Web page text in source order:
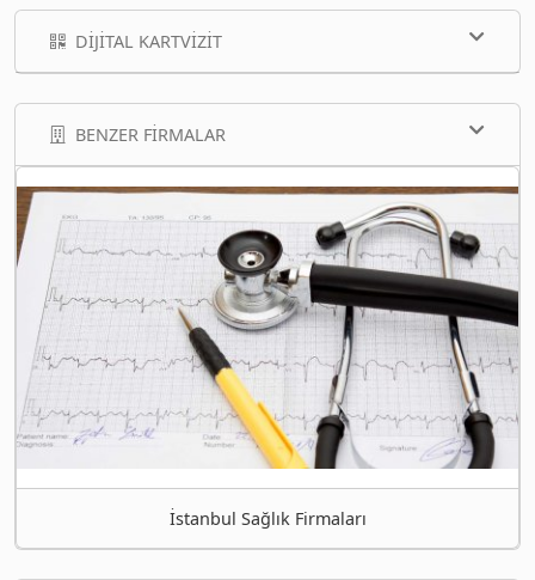
DIJITAL KARTVIZIT
BENZER FIRMALAR
İstanbul Sağlık Firmaları